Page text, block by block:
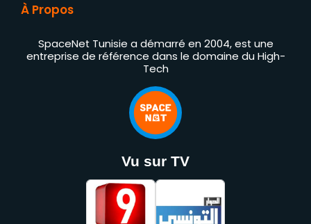
À Propos
SpaceNet Tunisie a démarré en 2004, est une
entreprise de référence dans le domaine du High-
Tech
Vu sur TV